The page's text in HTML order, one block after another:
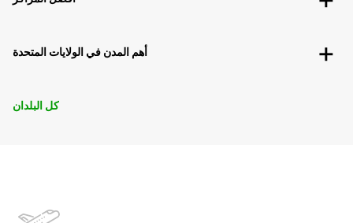
أهم المدن في الولايات المتحدة
كل البلدان